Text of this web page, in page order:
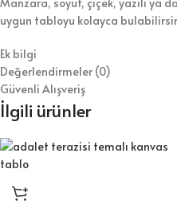
uygun tabloyu kolayca
Ek bilgi
Değerlendirmeler (0)
Güvenli Alışveriş
İlgili ürünler